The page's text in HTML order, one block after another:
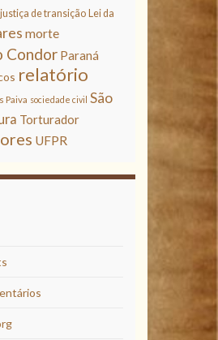
justiça de transição Lei da
morte
Condor Paraná
relatório
Paiva sociedade civil São
Torturador
UFPR